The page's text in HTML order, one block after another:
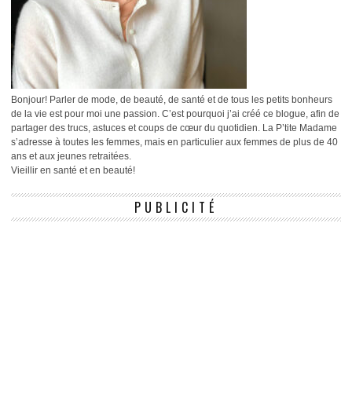
Bonjour! Parler de mode, de beauté, de santé et de tous les petits bonheurs
de la vie est pour moi une passion. C’est pourquoi j’ai créé ce blogue, afin de
partager des trucs, astuces et coups de cœur du quotidien. La P’tite Madame
s’adresse à toutes les femmes, mais en particulier aux femmes de plus de 40
ans et aux jeunes retraitées.
Vieillir en santé et en beauté!
PUBLICITÉ